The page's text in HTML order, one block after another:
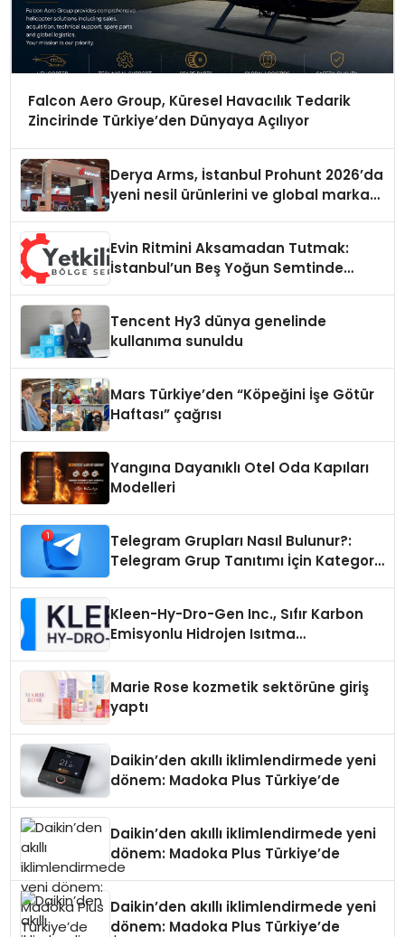
Falcon Aero Group, Küresel Havacılık Tedarik
Zincirinde Türkiye’den Dünyaya Açılıyor
Derya Arms, İstanbul Prohunt 2026’da
yeni nesil ürünlerini ve global marka
Evin Ritmini Aksamadan Tutmak:
İstanbul’un Beş Yoğun Semtinde
Tencent Hy3 dünya genelinde
kullanıma sunuldu
Mars Türkiye’den “Köpeğini İşe Götür
Haftası” çağrısı
Yangına Dayanıklı Otel Oda Kapıları
Modelleri
Telegram Grupları Nasıl Bulunur?:
Telegram Grup Tanıtımı İçin Kategori
Kleen-Hy-Dro-Gen Inc., Sıfır Karbon
Emisyonlu Hidrojen Isıtma
Marie Rose kozmetik sektörüne giriş
yaptı
Daikin’den akıllı iklimlendirmede yeni
dönem: Madoka Plus Türkiye’de
Daikin’den akıllı iklimlendirmede yeni
dönem: Madoka Plus Türkiye’de
Daikin’den akıllı iklimlendirmede yeni
dönem: Madoka Plus Türkiye’de